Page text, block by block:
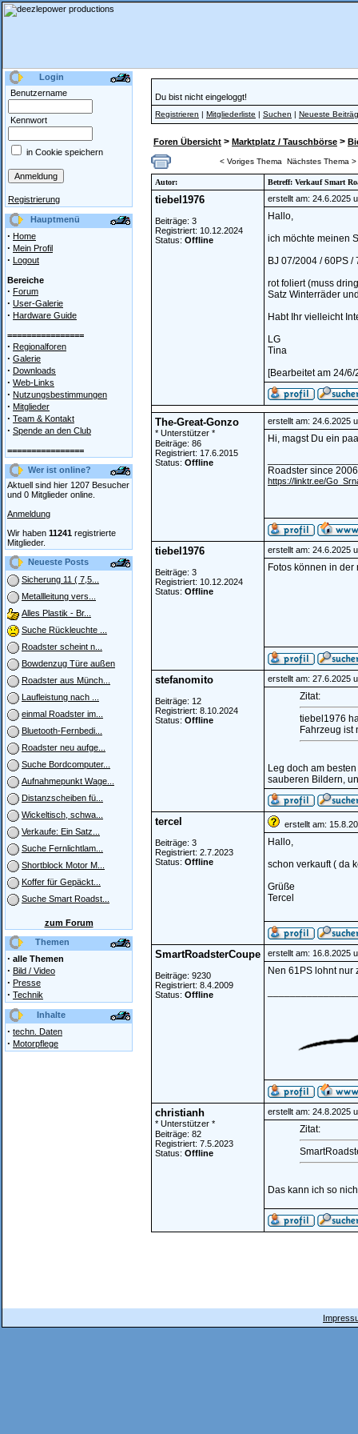
Login
Benutzername
Kennwort
in Cookie speichern
Registrierung
Hauptmenü
· Home
· Mein Profil
· Logout
Bereiche
· Forum
· User-Galerie
· Hardware Guide
================
· Regionalforen
· Galerie
· Downloads
· Web-Links
· Nutzungsbestimmungen
· Mitglieder
· Team & Kontakt
· Spende an den Club
================
Wer ist online?
Aktuell sind hier 1207 Besucher
und 0 Mitglieder online.
Anmeldung
Wir haben 11241 registrierte
Mitglieder.
Neueste Posts
Sicherung 11 ( 7,5...
Metallleitung vers...
Alles Plastik - Br...
Suche Rückleuchte ...
Roadster scheint n...
Bowdenzug Türe außen
Roadster aus Münch...
Laufleistung nach ...
einmal Roadster im...
Bluetooth-Fernbedi...
Roadster neu aufge...
Suche Bordcomputer...
Aufnahmepunkt Wage...
Distanzscheiben fü...
Wickeltisch, schwa...
Verkaufe: Ein Satz...
Suche Fernlichtlam...
Shortblock Motor M...
Koffer für Gepäckt...
Suche Smart Roadst...
zum Forum
Themen
· alle Themen
· Bild / Video
· Presse
· Technik
Inhalte
· techn. Daten
· Motorpflege
Du bist nicht eingeloggt!
Registrieren | Mitgliederliste | Suchen | Neueste
Foren Übersicht > Marktplatz / Tauschbörse >
< Voriges Thema Nächstes Thema >
Autor: Betreff: Verkauf Smart
tiebel1976
Beiträge: 3
Registriert: 10.12.2024
Status: Offline
erstellt am: 24.6.2025
Hallo,
ich möchte meinen
BJ 07/2004 / 60PS
rot foliert (muss
Satz Winterräder
Habt Ihr vielleicht
LG
Tina
[Bearbeitet am 24/
The-Great-Gonzo
* Unterstützer *
Beiträge: 86
Registriert: 17.6.2015
Status: Offline
erstellt am: 24.6.2025
Hi, magst Du ein
Roadster since
https://linktr.ee/
tiebel1976
Beiträge: 3
Registriert: 10.12.2024
Status: Offline
erstellt am: 24.6.2025
Fotos können in
stefanomito
Beiträge: 12
Registriert: 8.10.2024
Status: Offline
erstellt am: 27.6.2025
Zitat:
tiebel1976
Fahrzeug ist
Leg doch am
sauberen Bildern,
tercel
Beiträge: 3
Registriert: 2.7.2023
Status: Offline
erstellt am:
Hallo,
schon verkauft ( da
Grüße
Tercel
SmartRoadsterCoupe
Beiträge: 9230
Registriert: 8.4.2009
Status: Offline
erstellt am: 16.8.2025
Nen 61PS lohnt nur
christianh
* Unterstützer *
Beiträge: 82
Registriert: 7.5.2023
Status: Offline
erstellt am: 24.8.2025
Zitat:
Das kann ich so